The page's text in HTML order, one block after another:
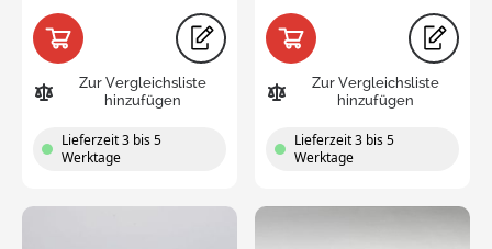
Zur Vergleichsliste
hinzufügen
Lieferzeit 3 bis 5
Werktage
Zur Vergleichsliste
hinzufügen
Lieferzeit 3 bis 5
Werktage